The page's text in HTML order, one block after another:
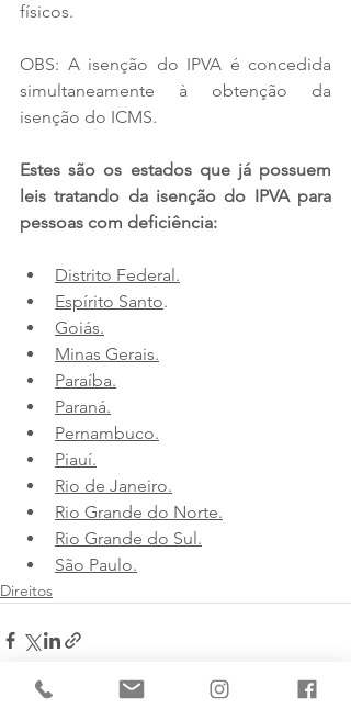
físicos.
OBS: A isenção do IPVA é concedida
simultaneamente à obtenção da
isenção do ICMS.
Estes são os estados que já possuem
leis tratando da isenção do IPVA para
pessoas com deficiência:
Distrito Federal.
Espírito Santo.
Goiás.
Minas Gerais.
Paraíba.
Paraná.
Pernambuco.
Piauí.
Rio de Janeiro.
Rio Grande do Norte.
Rio Grande do Sul.
São Paulo.
Direitos